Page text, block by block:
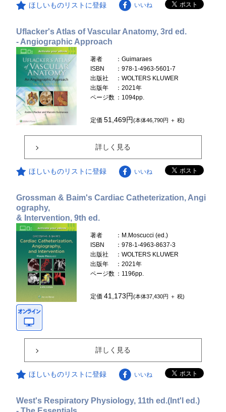
ほしいものリストに登録 いいね
Uflacker's Atlas of Vascular Anatomy, 3rd ed.
- Angiographic Approach
著者
：Guimaraes
ISBN
：978-1-4963-5601-7
出版社
：WOLTERS KLUWER
出版年
：2021年
ページ数 ：1094pp.
定価51,469円(本体46,790円 ＋ 税)
詳しく見る
ほしいものリストに登録 いいね
Grossman & Baim's Cardiac Catheterization, Angi
ography,
& Intervention, 9th ed.
著者
：M.Moscucci (ed.)
ISBN
：978-1-4963-8637-3
出版社
：WOLTERS KLUWER
出版年
：2021年
ページ数 ：1196pp.
定価41,173円(本体37,430円 ＋ 税)
詳しく見る
ほしいものリストに登録 いいね
West's Respiratory Physiology, 11th ed.(Int'l ed.)